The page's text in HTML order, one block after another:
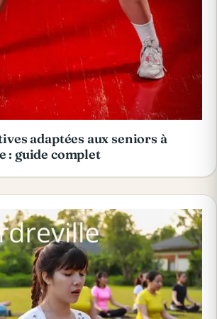
adaptées aux seniors à
: guide complet